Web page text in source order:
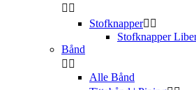
 
Stofknapper 
Stofknapper
Bånd
 
Alle Bånd